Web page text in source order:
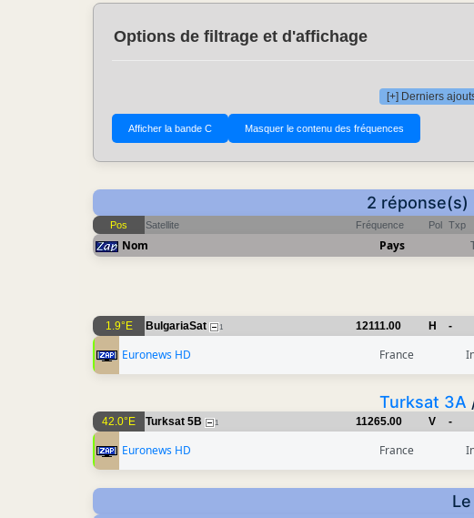
Options de filtrage et d'affichage
[+] Derniers
2 réponse(s)
Pos Satellite Fréquence Pol Txp
Nom Pays
1.9°E BulgariaSat 1 12111.00 H -
Euronews HD France
Turksat 3A
42.0°E Turksat 5B 1 11265.00 V -
Euronews HD France